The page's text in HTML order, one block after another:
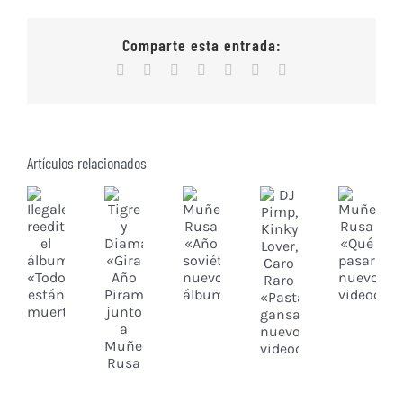
Comparte esta entrada:
Facebook Reddit WhatsApp
Tumblr
Artículos relacionados